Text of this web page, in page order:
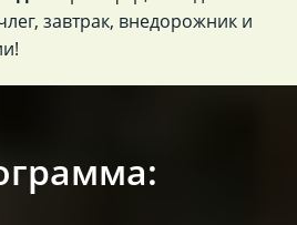
завтрак, внедорожник и